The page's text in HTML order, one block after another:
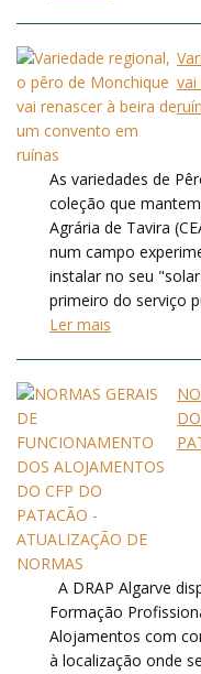
vai
As variedades de
coleção que
Agrária de Tavira
num campo
instalar no seu
primeiro do serviço
Ler mais
A DRAP Algarve
Formação
Alojamentos com
à localização onde